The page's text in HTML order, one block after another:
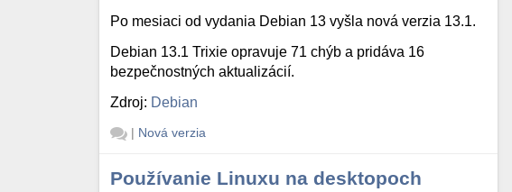
Po mesiaci od vydania Debian 13 vyšla nová verzia 13.1.
Debian 13.1 Trixie opravuje 71 chýb a pridáva 16
bezpečnostných aktualizácií.
Zdroj: Debian
| Nová verzia
Používanie Linuxu na desktopoch